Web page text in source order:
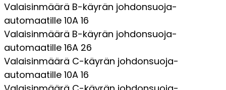
Valaisinmäärä B-käyrän johdonsuoja-
automaatille 10A 16
Valaisinmäärä B-käyrän johdonsuoja-
automaatille 16A 26
Valaisinmäärä C-käyrän johdonsuoja-
automaatille 10A 16